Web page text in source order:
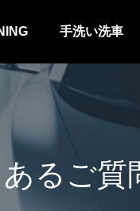
手洗い洗車
るご質